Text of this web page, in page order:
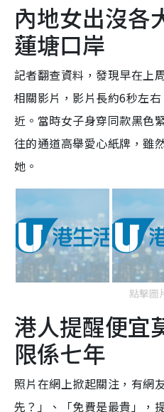
內地女出沒各
蓮塘口岸
記者翻查資料，發現早在上
相關影片，影片長約6秒左
近。當時女子身穿同款黑色
往的通道高舉愛心紙牌，雖
她。
點擊圖
港人提醒便宜
限係七年
照片在網上掀起關注，有網
先？」、「免費是最貴」，